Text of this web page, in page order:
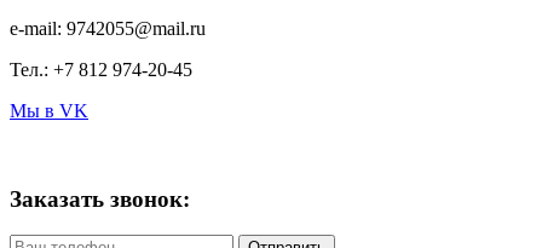
e-mail: 9742055@mail.ru
Тел.: +7 812 974-20-45
Мы в VK
Заказать звонок: